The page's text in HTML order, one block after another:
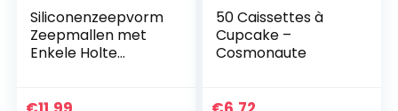
Siliconenzeepvorm
Zeepmallen met
Enkele Holte
Cakevorm
50 Caissettes à
Cupcake –
Cosmonaute